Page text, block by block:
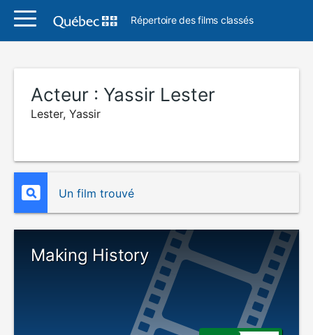
Répertoire des films classés
Acteur : Yassir Lester
Lester, Yassir
Un film trouvé
Making History